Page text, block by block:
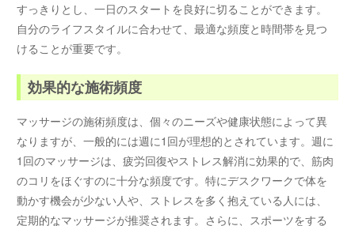
すっきりとし、一日のスタートを良好に切ることができます。
自分のライフスタイルに合わせて、最適な頻度と時間帯を見つ
けることが重要です。
効果的な施術頻度
マッサージの施術頻度は、個々のニーズや健康状態によって異
なりますが、一般的には週に1回が理想的とされています。週に
1回のマッサージは、疲労回復やストレス解消に効果的で、筋肉
のコリをほぐすのに十分な頻度です。特にデスクワークで体を
動かす機会が少ない人や、ストレスを多く抱えている人には、
定期的なマッサージが推奨されます。さらに、スポーツをする